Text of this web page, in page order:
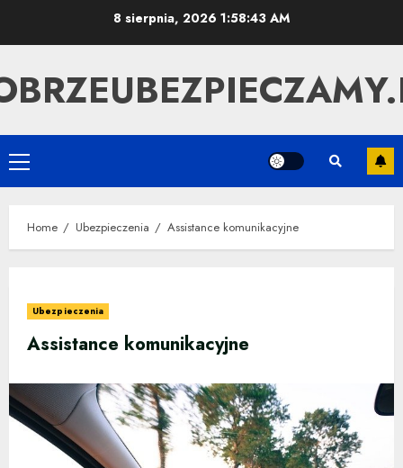
8 sierpnia, 2026 1:58:44 AM
Primary
Home Ubezpieczenia Assistance komunikacyjne
Ubezpieczenia
Assistance komunikacyjne